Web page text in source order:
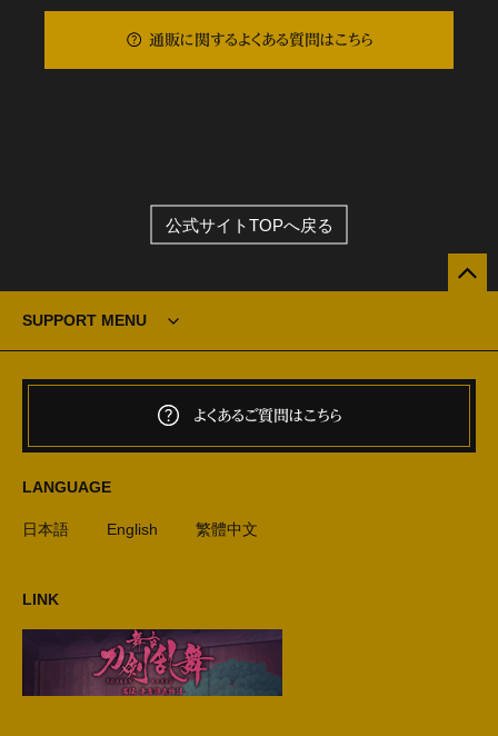
通販に関するよくある質問はこちら
公式サイトTOPへ戻る
SUPPORT MENU
よくあるご質問はこちら
LANGUAGE
日本語 English 繁體中文
LINK